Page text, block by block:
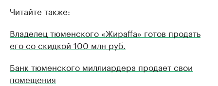
Читайте также:
Владелец тюменского «Жираffа» готов продать
его со скидкой 100 млн руб.
Банк тюменского миллиардера продает свои
помещения